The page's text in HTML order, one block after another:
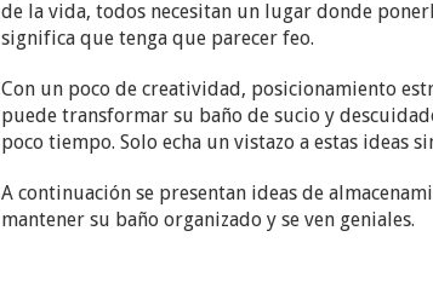
de la vida, todos necesitan un lugar donde
significa que tenga que parecer feo.
Con un poco de creatividad, posicionamiento
puede transformar su baño de sucio y
poco tiempo. Solo echa un vistazo a estas ideas
A continuación se presentan ideas de
mantener su baño organizado y se ven geniales.